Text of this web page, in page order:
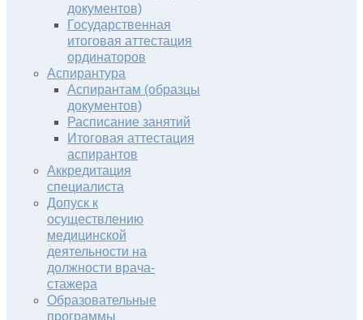
документов)
Государственная
итоговая аттестация
ординаторов
Аспирантура
Аспирантам (образцы
документов)
Расписание занятий
Итоговая аттестация
аспирантов
Аккредитация
специалиста
Допуск к
осуществлению
медицинской
деятельности на
должности врача-
стажера
Образовательные
программы